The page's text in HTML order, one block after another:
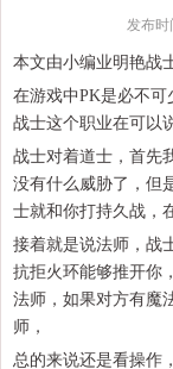
发布时
本文由小编业明艳战
在游戏中PK是必不
战士这个职业在可以
战士对着道士，首先
没有什么威胁了，但
士就和你打持久战，
接着就是说法师，战
抗拒火环能够推开你
法师，如果对方有魔
师，
总的来说还是看操作